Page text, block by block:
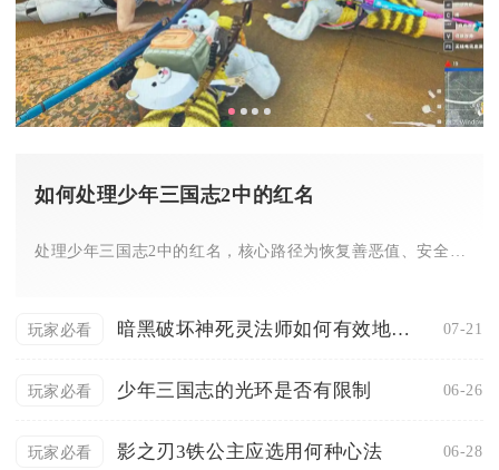
如何处理少年三国志2中的红名
玩家必看 暗黑破坏神死灵法师如何有效地使用召唤徒 07-21
玩家必看 少年三国志的光环是否有限制 06-26
玩家必看 影之刃3铁公主应选用何种心法 06-28